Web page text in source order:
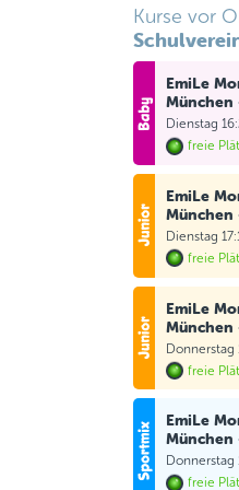
Kurse vor
EmiLe
München
Dienstag
freie
EmiLe
München
Dienstag
freie
EmiLe
München
Donnerstag
freie
EmiLe
München
Donnerstag
freie